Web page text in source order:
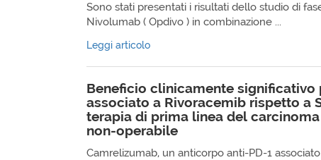
Sono stati presentati i risultati dello studio di
Nivolumab ( Opdivo ) in combinazione ...
Leggi articolo
Beneficio clinicamente significativo
associato a Rivoracemib rispetto a
terapia di prima linea del
non-operabile
Camrelizumab, un anticorpo anti-PD-1